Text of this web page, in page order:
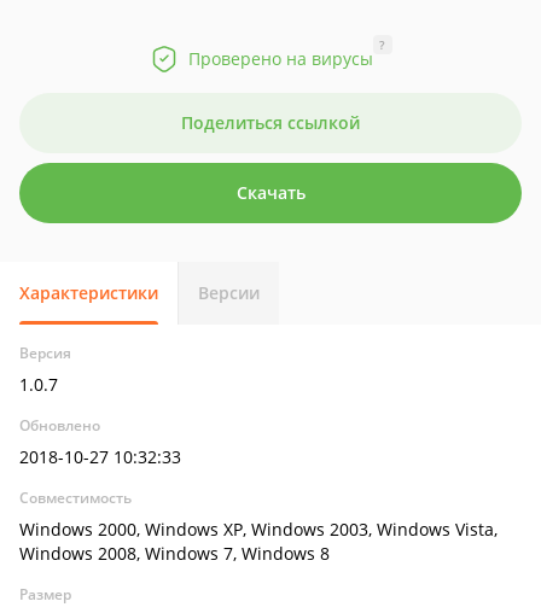
Проверено на вирусы
?
Поделиться ссылкой
Скачать
Характеристики Версии
Версия
1.0.7
Обновлено
2018-10-27 10:32:33
Совместимость
Windows 2000, Windows XP, Windows 2003, Windows Vista,
Windows 2008, Windows 7, Windows 8
Размер